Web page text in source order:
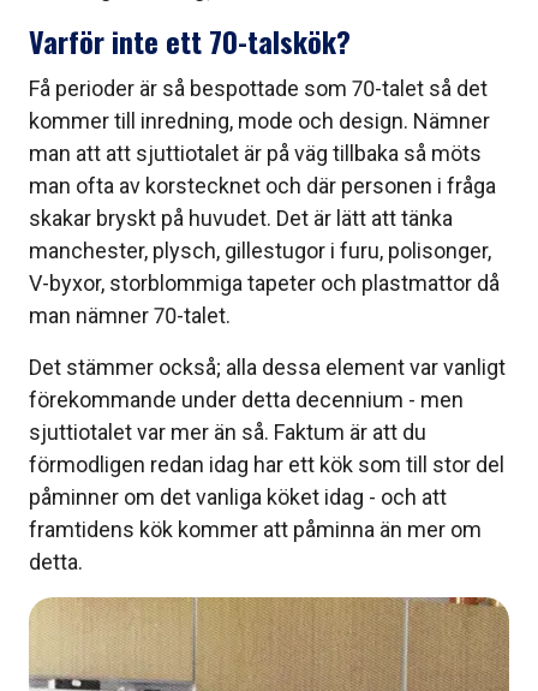
Varför inte ett 70-talskök?
Få perioder är så bespottade som 70-talet så det
kommer till inredning, mode och design. Nämner
man att att sjuttiotalet är på väg tillbaka så möts
man ofta av korstecknet och där personen i fråga
skakar bryskt på huvudet. Det är lätt att tänka
manchester, plysch, gillestugor i furu, polisonger,
V-byxor, storblommiga tapeter och plastmattor då
man nämner 70-talet.
Det stämmer också; alla dessa element var vanligt
förekommande under detta decennium - men
sjuttiotalet var mer än så. Faktum är att du
förmodligen redan idag har ett kök som till stor del
påminner om det vanliga köket idag - och att
framtidens kök kommer att påminna än mer om
detta.